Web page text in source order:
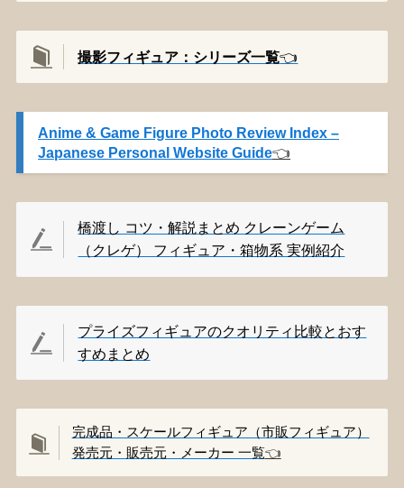
撮影フィギュア：シリーズ一覧👈️
Anime & Game Figure Photo Review Index –
Japanese Personal Website Guide👈️
橋渡し コツ・解説まとめ クレーンゲーム
（クレゲ） フィギュア・箱物系 実例紹介
プライズフィギュアのクオリティ比較とおす
すめまとめ
完成品・スケールフィギュア（市販フィギュア）
発売元・販売元・メーカー 一覧👈️